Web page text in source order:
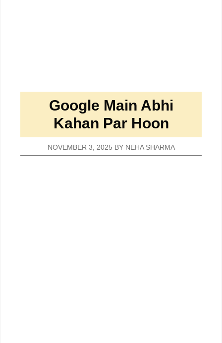
Google Main Abhi
Kahan Par Hoon
NOVEMBER 3, 2025 BY NEHA SHARMA